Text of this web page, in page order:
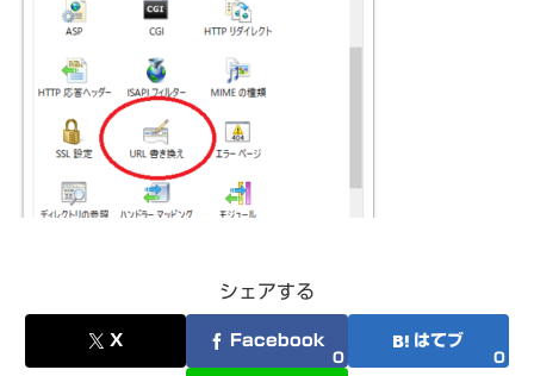
シェアする
X Facebook
0
はてブ
0